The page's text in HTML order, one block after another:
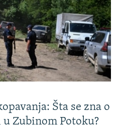
Šta se zna o
Zubinom Potoku?